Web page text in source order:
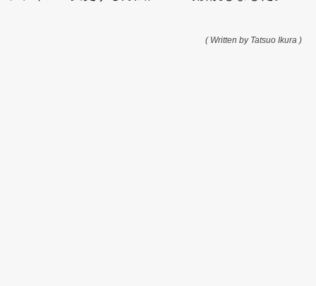
( Written by Tatsuo Ikura )